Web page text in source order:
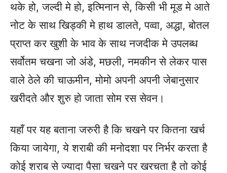
थके हो, जल्दी मे हो, इत्मिनान से, किसी भी मूड मे आते
नोट के साथ खिड्की मे हाथ डालते, पव्वा, अद्धा, बोतल
प्राप्त कर खुशी के भाव के साथ नजदीक मे उपलब्ध
सर्वोतम चखना जो अंडे, मछली, नमकीन से लेकर पास
वाले ठेले की चाऊमीन, मोमो अपनी अपनी जेबानुसार
खरीदते और शुरु हो जाता सोम रस सेवन।
यहाँ पर यह बताना जरुरी है कि चखने पर कितना खर्च
किया जायेगा, ये शराबी की मनोदशा पर निर्भर करता है
कोई शराब से ज्यादा पैसा चखने पर खरचता है तो कोई